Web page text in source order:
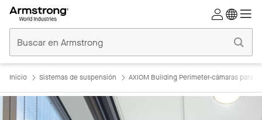
Comerciales
Inicio
Inicio Sistemas de suspensión AXIOM Building Perimeter-cámaras para